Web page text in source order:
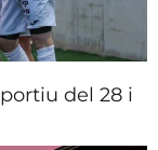
del 28 i